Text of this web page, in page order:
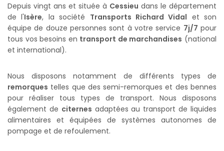
Depuis vingt ans et située à Cessieu dans le département
de l'Isère, la société Transports Richard Vidal et son
équipe de douze personnes sont à votre service 7j/7 pour
tous vos besoins en transport de marchandises (national
et international).
Nous disposons notamment de différents types de
remorques telles que des semi-remorques et des bennes
pour réaliser tous types de transport. Nous disposons
également de citernes adaptées au transport de liquides
alimentaires et équipées de systèmes autonomes de
pompage et de refoulement.